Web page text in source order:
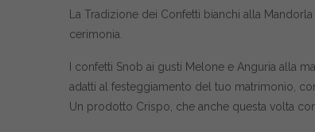
La Tradizione dei Confetti bianchi alla
cerimonia.
I confetti Snob ai gusti Melone e Anguria alla
adatti al festeggiamento del tuo matrimonio,
Un prodotto Crispo, che anche questa volta